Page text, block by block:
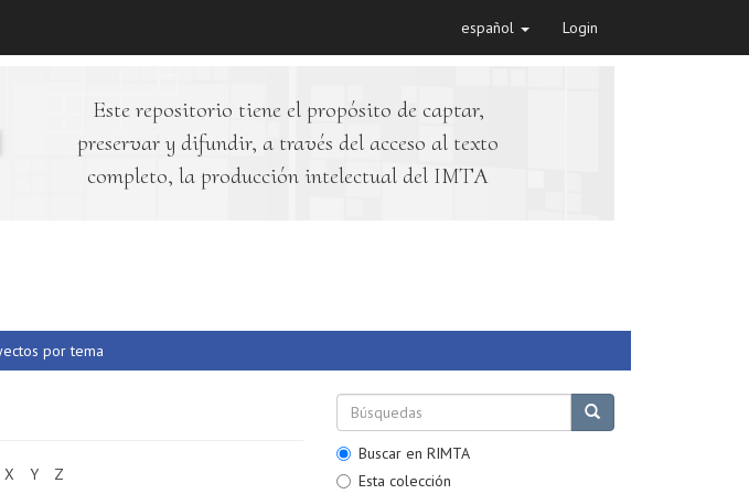
español Login
Este repositorio tiene el propósito de captar,
preservar y difundir, a través del acceso al texto
completo, la producción intelectual del IMTA
por tema
X Y Z
Buscar en RIMTA
Esta colección